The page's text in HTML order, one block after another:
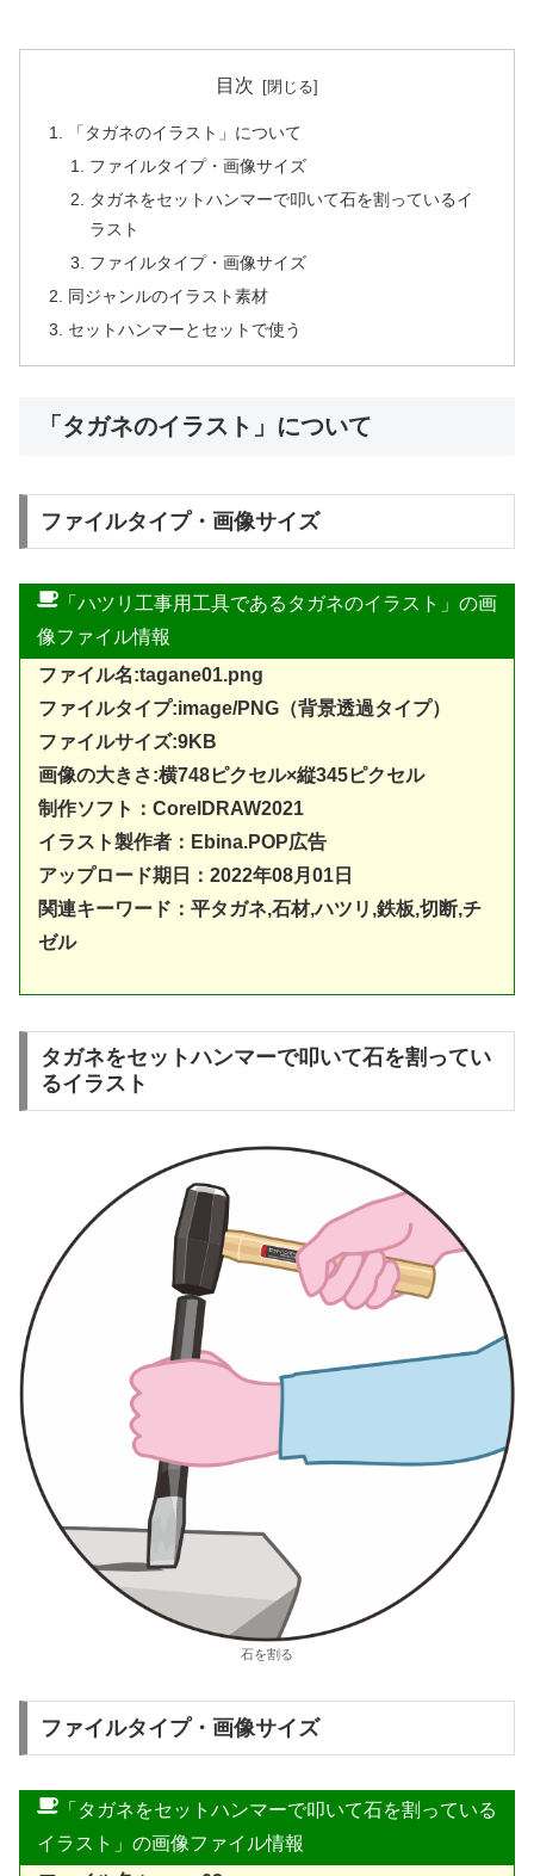
目次
「タガネのイラスト」について
ファイルタイプ・画像サイズ
タガネをセットハンマーで叩いて石を割っているイ
ラスト
ファイルタイプ・画像サイズ
同ジャンルのイラスト素材
セットハンマーとセットで使う
「タガネのイラスト」について
ファイルタイプ・画像サイズ
「ハツリ工事用工具であるタガネのイラスト」の画
像ファイル情報
ファイル名:tagane01.png
ファイルタイプ:image/PNG（背景透過タイプ）
ファイルサイズ:9KB
画像の大きさ:横748ピクセル×縦345ピクセル
制作ソフト： CorelDRAW2021
イラスト製作者：Ebina.POP広告
アップロード期日：2022年08月01日
関連キーワード：平タガネ,石材,ハツリ,鉄板,切断,チ
ゼル
タガネをセットハンマーで叩いて石を割ってい
るイラスト
石を割る
ファイルタイプ・画像サイズ
「タガネをセットハンマーで叩いて石を割っている
イラスト」の画像ファイル情報